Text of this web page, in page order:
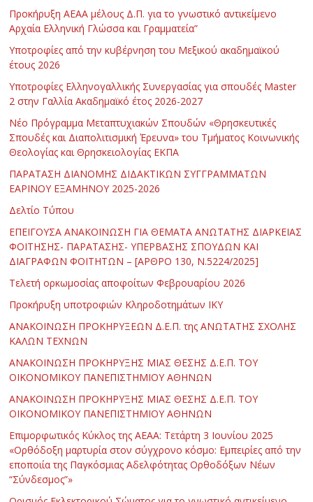
Προκήρυξη ΑΕΑΑ μέλους Δ.Π. για το γνωστικό αντικείμενο
Αρχαία Ελληνική Γλώσσα και Γραμματεία”
Υποτροφίες από την κυβέρνηση του Μεξικού ακαδημαϊκού
έτους 2026
Υποτροφίες Ελληνογαλλικής Συνεργασίας για σπουδές Master
2 στην Γαλλία Ακαδημαϊκό έτος 2026-2027
Νέο Πρόγραμμα Μεταπτυχιακών Σπουδών «Θρησκευτικές
Σπουδές και Διαπολιτισμική Έρευνα» του Τμήματος Κοινωνικής
Θεολογίας και Θρησκειολογίας ΕΚΠΑ
ΠΑΡΑΤΑΣΗ ΔΙΑΝΟΜΗΣ ΔΙΔΑΚΤΙΚΩΝ ΣΥΓΓΡΑΜΜΑΤΩΝ
ΕΑΡΙΝΟΥ ΕΞΑΜΗΝΟΥ 2025-2026
Δελτίο Τύπου
ΕΠΕΙΓΟΥΣΑ ΑΝΑΚΟΙΝΩΣΗ ΓΙΑ ΘΕΜΑΤΑ ΑΝΩΤΑΤΗΣ ΔΙΑΡΚΕΙΑΣ
ΦΟΙΤΗΣΗΣ- ΠΑΡΑΤΑΣΗΣ- ΥΠΕΡΒΑΣΗΣ ΣΠΟΥΔΩΝ ΚΑΙ
ΔΙΑΓΡΑΦΩΝ ΦΟΙΤΗΤΩΝ – [ΑΡΘΡΟ 130, Ν.5224/2025]
Τελετή ορκωμοσίας αποφοίτων Φεβρουαρίου 2026
Προκήρυξη υποτροφιών Κληροδοτημάτων ΙΚΥ
ΑΝΑΚΟΙΝΩΣΗ ΠΡΟΚΗΡΥΞΕΩΝ Δ.Ε.Π. της ΑΝΩΤΑΤΗΣ ΣΧΟΛΗΣ
ΚΑΛΩΝ ΤΕΧΝΩΝ
ΑΝΑΚΟΙΝΩΣΗ ΠΡΟΚΗΡΥΞΗΣ ΜΙΑΣ ΘΕΣΗΣ Δ.Ε.Π. ΤΟΥ
ΟΙΚΟΝΟΜΙΚΟΥ ΠΑΝΕΠΙΣΤΗΜΙΟΥ ΑΘΗΝΩΝ
ΑΝΑΚΟΙΝΩΣΗ ΠΡΟΚΗΡΥΞΗΣ ΜΙΑΣ ΘΕΣΗΣ Δ.Ε.Π. ΤΟΥ
ΟΙΚΟΝΟΜΙΚΟΥ ΠΑΝΕΠΙΣΤΗΜΙΟΥ ΑΘΗΝΩΝ
Επιμορφωτικός Κύκλος της ΑΕΑΑ: Τετάρτη 3 Ιουνίου 2025
«Ορθόδοξη μαρτυρία στον σύγχρονο κόσμο: Εμπειρίες από την
εποποιία της Παγκόσμιας Αδελφότητας Ορθοδόξων Νέων
“Σύνδεσμος”»